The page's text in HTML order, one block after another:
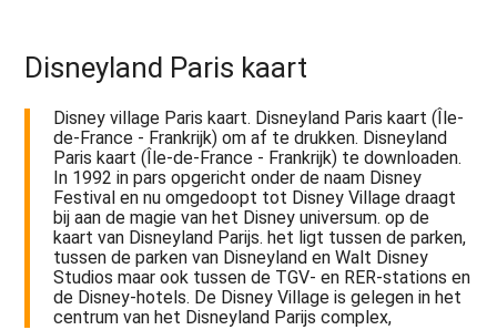
Disneyland Paris kaart
Disney village Paris kaart. Disneyland Paris kaart (Île-
de-France - Frankrijk) om af te drukken. Disneyland
Paris kaart (Île-de-France - Frankrijk) te downloaden.
In 1992 in pars opgericht onder de naam Disney
Festival en nu omgedoopt tot Disney Village draagt
bij aan de magie van het Disney universum. op de
kaart van Disneyland Parijs. het ligt tussen de parken,
tussen de parken van Disneyland en Walt Disney
Studios maar ook tussen de TGV- en RER-stations en
de Disney-hotels. De Disney Village is gelegen in het
centrum van het Disneyland Parijs complex,